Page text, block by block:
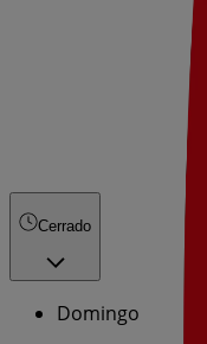
Cerrado
Domingo